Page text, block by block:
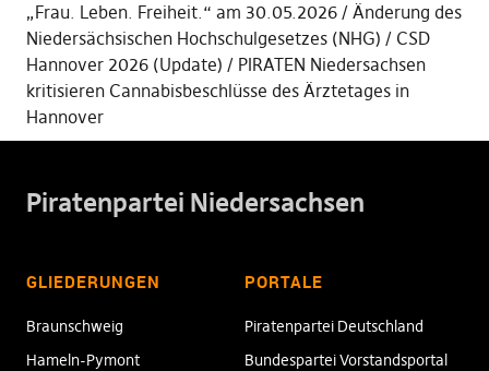
„Frau. Leben. Freiheit.“ am 30.05.2026
Änderung des
Niedersächsischen Hochschulgesetzes (NHG)
CSD
Hannover 2026 (Update)
PIRATEN Niedersachsen
kritisieren Cannabisbeschlüsse des Ärztetages in
Hannover
Piratenpartei Niedersachsen
GLIEDERUNGEN
Braunschweig
Hameln-Pymont
PORTALE
Piratenpartei Deutschland
Bundespartei Vorstandsportal